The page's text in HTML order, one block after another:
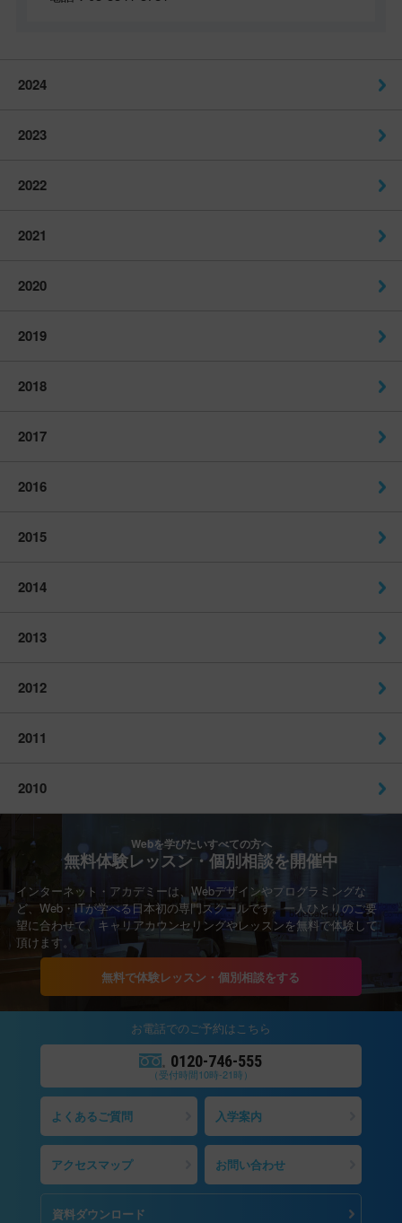
2024
2023
2022
2021
2020
2019
2018
2017
2016
2015
2014
2013
2012
2011
2010
Webを学びたいすべての方へ
無料体験レッスン・個別相談を開催中
インターネット・アカデミーは、Webデザインやプログラミングな
ど、Web・ITが学べる日本初の専門スクールです。一人ひとりのご要
望に合わせて、キャリアカウンセリングやレッスンを無料で体験して
頂けます。
無料で体験レッスン・個別相談をする
お電話でのご予約はこちら
0120-746-555
（受付時間10時-21時）
よくあるご質問 入学案内
アクセスマップ お問い合わせ
資料ダウンロード